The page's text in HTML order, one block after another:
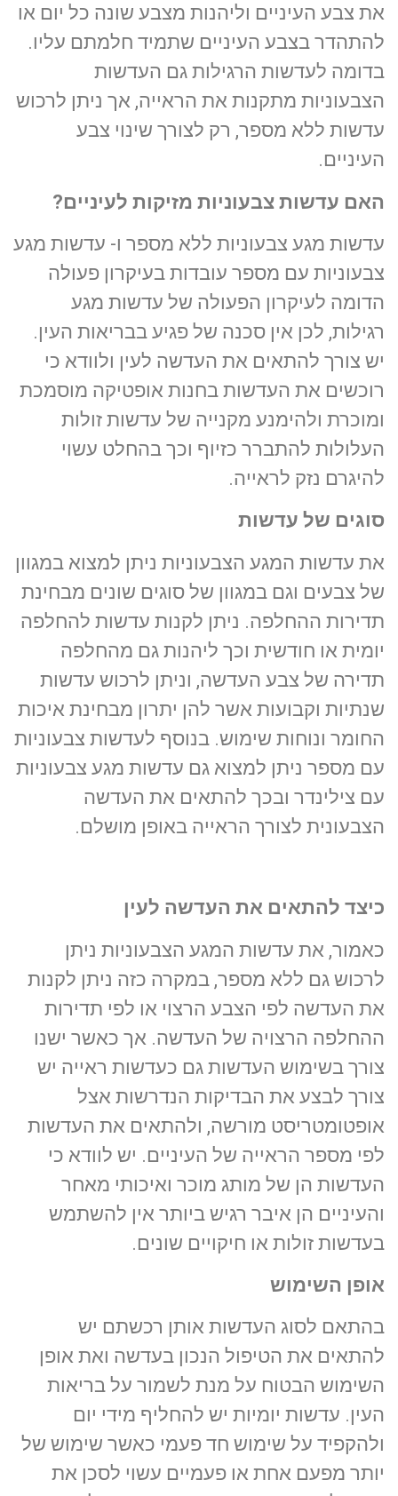
את צבע העיניים וליהנות מצבע שונה כל יום או
להתהדר בצבע העיניים שתמיד חלמתם עליו.
בדומה לעדשות הרגילות גם העדשות
הצבעוניות מתקנות את הראייה, אך ניתן לרכוש
עדשות ללא מספר, רק לצורך שינוי צבע
העיניים.
האם עדשות צבעוניות מזיקות לעיניים?
עדשות מגע צבעוניות ללא מספר ו- עדשות מגע
צבעוניות עם מספר עובדות בעיקרון פעולה
הדומה לעיקרון הפעולה של עדשות מגע
רגילות, לכן אין סכנה של פגיע בבריאות העין.
יש צורך להתאים את העדשה לעין ולוודא כי
רוכשים את העדשות בחנות אופטיקה מוסמכת
ומוכרת ולהימנע מקנייה של עדשות זולות
העלולות להתברר כזיוף וכך בהחלט עשוי
להיגרם נזק לראייה.
סוגים של עדשות
את עדשות המגע הצבעוניות ניתן למצוא במגוון
של צבעים וגם במגוון של סוגים שונים מבחינת
תדירות ההחלפה. ניתן לקנות עדשות להחלפה
יומית או חודשית וכך ליהנות גם מהחלפה
תדירה של צבע העדשה, וניתן לרכוש עדשות
שנתיות וקבועות אשר להן יתרון מבחינת איכות
החומר ונוחות שימוש. בנוסף לעדשות צבעוניות
עם מספר ניתן למצוא גם עדשות מגע צבעוניות
עם צילינדר ובכך להתאים את העדשה
הצבעונית לצורך הראייה באופן מושלם.
כיצד להתאים את העדשה לעין
כאמור, את עדשות המגע הצבעוניות ניתן
לרכוש גם ללא מספר, במקרה כזה ניתן לקנות
את העדשה לפי הצבע הרצוי או לפי תדירות
ההחלפה הרצויה של העדשה. אך כאשר ישנו
צורך בשימוש העדשות גם כעדשות ראייה יש
צורך לבצע את הבדיקות הנדרשות אצל
אופטומטריסט מורשה, ולהתאים את העדשות
לפי מספר הראייה של העיניים. יש לוודא כי
העדשות הן של מותג מוכר ואיכותי מאחר
והעיניים הן איבר רגיש ביותר אין להשתמש
בעדשות זולות או חיקויים שונים.
אופן השימוש
בהתאם לסוג העדשות אותן רכשתם יש
להתאים את הטיפול הנכון בעדשה ואת אופן
השימוש הבטוח על מנת לשמור על בריאות
העין. עדשות יומיות יש להחליף מידי יום
ולהקפיד על שימוש חד פעמי כאשר שימוש של
יותר מפעם אחת או פעמיים עשוי לסכן את